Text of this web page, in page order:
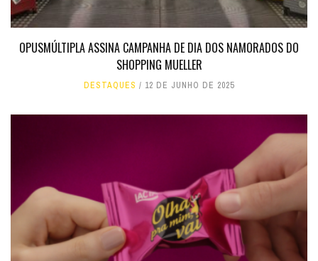
OPUSMÚLTIPLA ASSINA CAMPANHA DE DIA DOS NAMORADOS DO
SHOPPING MUELLER
DESTAQUES 12 DE JUNHO DE 2025